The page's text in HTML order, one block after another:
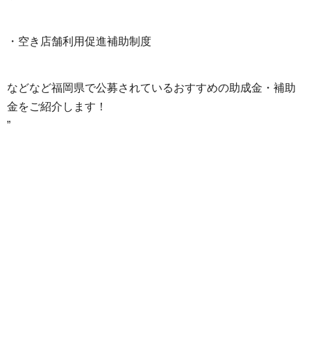
・空き店舗利用促進補助制度
などなど福岡県で公募されているおすすめの助成金・補助
金をご紹介します！
”